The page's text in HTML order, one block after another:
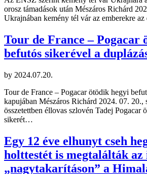
orosz támadások után Mészáros Richárd
Ukrajnában kemény tél vár az emberekre
Tour de France – Pogacar
befutós sikerével a
by 2024.07.20.
Tour de France – Pogacar ötödik hegyi
kapujában Mészáros Richárd 2024. 07. 20.,
összetettben éllovas szlovén Tadej Pogacar
sikerét…
Egy 12 éve elhunyt cseh
holttestét is megtalálták az
„nagytakarításon” a